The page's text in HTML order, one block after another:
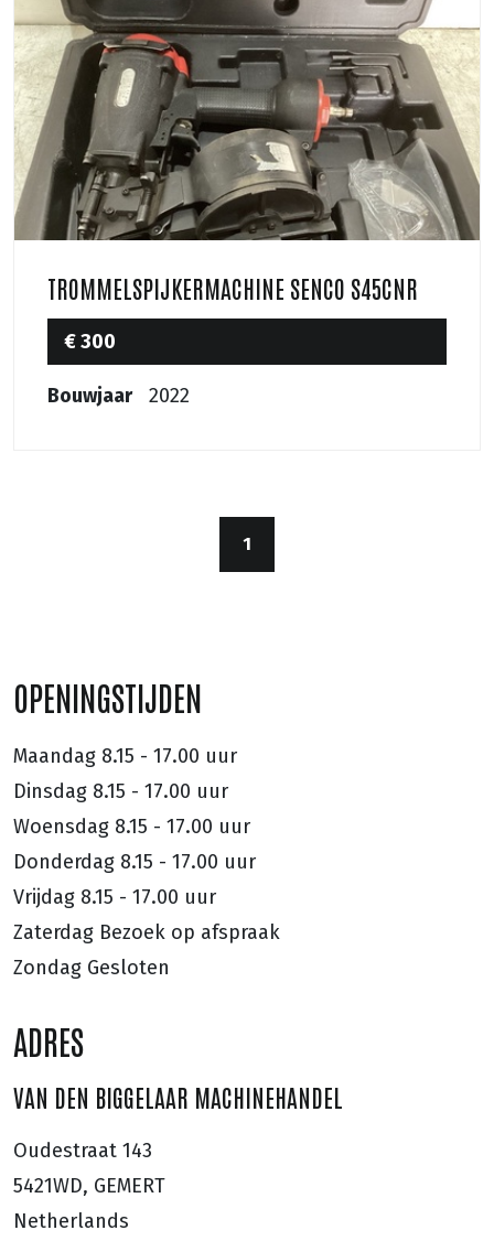
TROMMELSPIJKERMACHINE SENCO S45CNR
€ 300
Bouwjaar 2022
1
OPENINGSTIJDEN
Maandag 8.15 - 17.00 uur
Dinsdag 8.15 - 17.00 uur
Woensdag 8.15 - 17.00 uur
Donderdag 8.15 - 17.00 uur
Vrijdag 8.15 - 17.00 uur
Zaterdag Bezoek op afspraak
Zondag Gesloten
ADRES
VAN DEN BIGGELAAR MACHINEHANDEL
Oudestraat 143
5421WD, GEMERT
Netherlands